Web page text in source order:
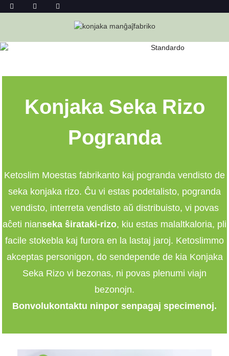
SEKA KONJAKA RIZO POGRANDA
Konjaka Seka Rizo
Pogranda
Ketoslim Moestas fabrikanto kaj pogranda vendisto de
seka konjaka rizo. Ĉu vi estas podetalisto, pogranda
vendisto, interreta vendisto aŭ distribuisto, vi povas
aĉeti nianseka ŝirataki-rizo, kiu estas malaltkaloria, pli
facile stokebla kaj furora en la lastaj jaroj. Ketoslimmo
akceptas personigon, do sendepende de kia Konjaka
Seka Rizo vi bezonas, ni povas plenumi viajn
bezonojn.
Bonvolukontaktu ninpor senpagaj specimenoj.